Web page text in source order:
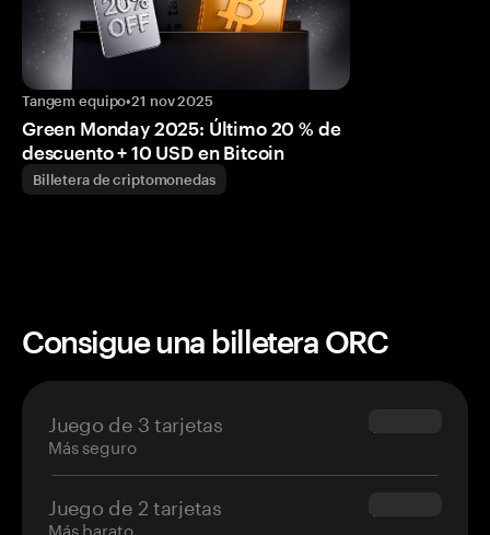
Tangem equipo•21 nov 2025
Green Monday 2025: Último 20 % de
descuento + 10 USD en Bitcoin
Billetera de criptomonedas
Consigue una billetera ORC
Juego de 3 tarjetas
Más seguro
$69.90
Juego de 2 tarjetas
Más barato
$54.90